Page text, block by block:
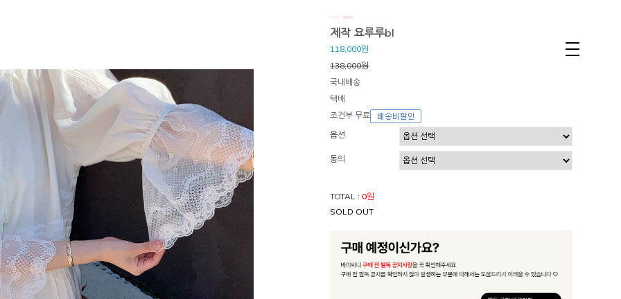
제작 요루루bl
118,000원
138,000원
국내배송
택배
조건부 무료
옵션
동의
TOTAL : 0원
SOLD OUT